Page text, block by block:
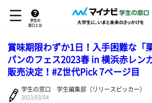
学生の
窓口とは
賞味期限わずか1日！入手困難な「
パンのフェス2023春 in 横浜赤レン
販売決定！#Z世代Pick 7ページ目
学生の窓口 学生編集部（リリースピッカー）
2023/03/04